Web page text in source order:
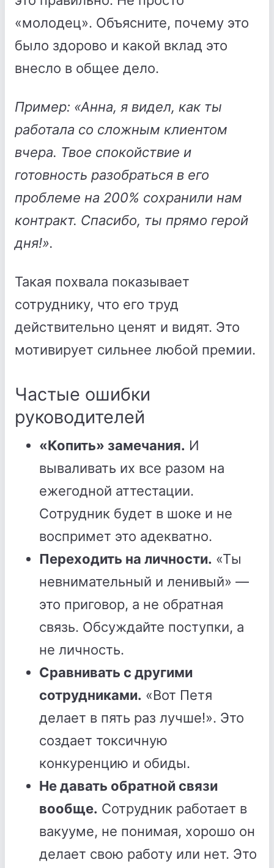
«молодец». Объясните, почему это
было здорово и какой вклад это
внесло в общее дело.
Пример: «Анна, я видел, как ты
работала со сложным клиентом
вчера. Твое спокойствие и
готовность разобраться в его
проблеме на 200% сохранили нам
контракт. Спасибо, ты прямо герой
дня!».
Такая похвала показывает
сотруднику, что его труд
действительно ценят и видят. Это
мотивирует сильнее любой премии.
Частые ошибки
руководителей
«Копить» замечания. И
вываливать их все разом на
ежегодной аттестации.
Сотрудник будет в шоке и не
воспримет это адекватно.
Переходить на личности. «Ты
невнимательный и ленивый» —
это приговор, а не обратная
связь. Обсуждайте поступки, а
не личность.
Сравнивать с другими
сотрудниками. «Вот Петя
делает в пять раз лучше!». Это
создает токсичную
конкуренцию и обиды.
Не давать обратной связи
вообще. Сотрудник работает в
вакууме, не понимая, хорошо он
делает свою работу или нет. Это